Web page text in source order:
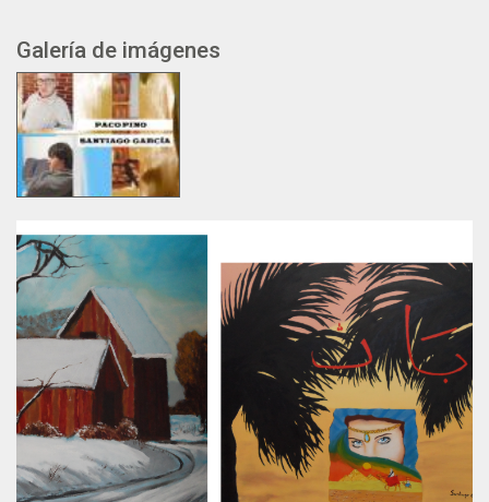
Galería de imágenes